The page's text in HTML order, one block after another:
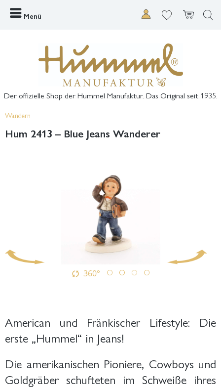
Menü
Der offizielle Shop der Hummel Manufaktur. Das Original seit 1935.
Wandern
Hum 2413 – Blue Jeans Wanderer
360°
American und Fränkischer Lifestyle: Die
erste „Hummel“ in Jeans!
Die amerikanischen Pioniere, Cowboys und
Goldgräber schufteten im Schweiße ihres